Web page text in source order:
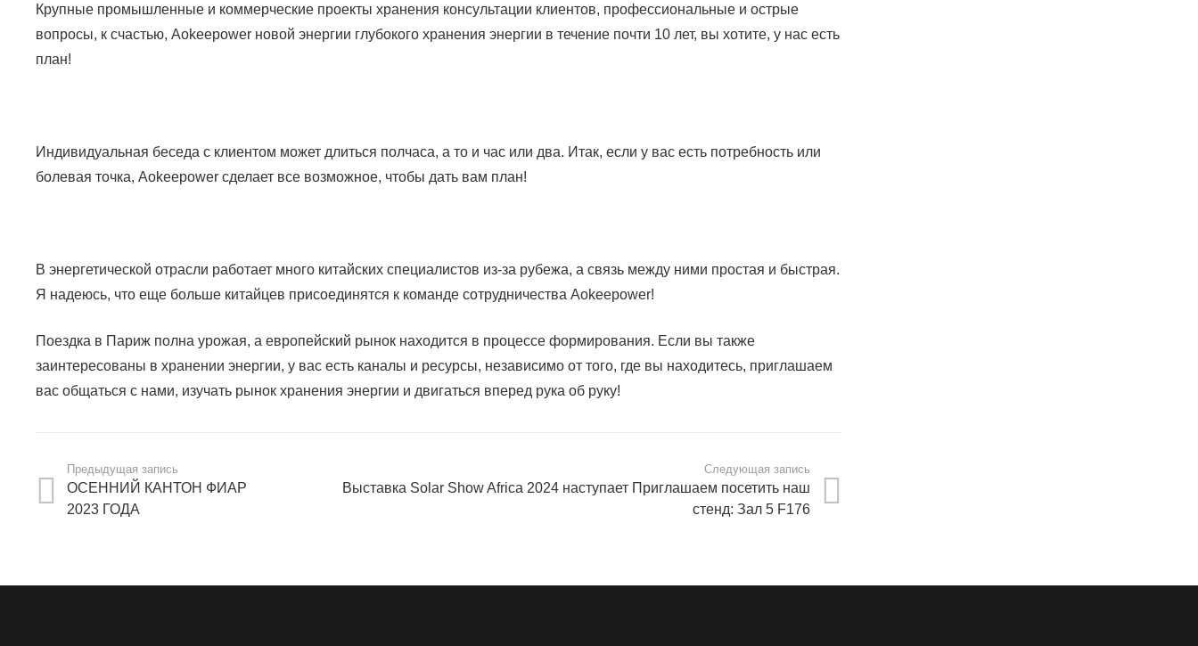
Крупные промышленные и коммерческие проекты хранения консультации клиентов, профессиональные и острые
вопросы, к счастью, Aokeepower новой энергии глубокого хранения энергии в течение почти 10 лет, вы хотите, у нас есть
план!
Индивидуальная беседа с клиентом может длиться полчаса, а то и час или два. Итак, если у вас есть потребность или
болевая точка, Aokeepower сделает все возможное, чтобы дать вам план!
В энергетической отрасли работает много китайских специалистов из-за рубежа, а связь между ними простая и быстрая.
Я надеюсь, что еще больше китайцев присоединятся к команде сотрудничества Aokeepower!
Поездка в Париж полна урожая, а европейский рынок находится в процессе формирования. Если вы также
заинтересованы в хранении энергии, у вас есть каналы и ресурсы, независимо от того, где вы находитесь, приглашаем
вас общаться с нами, изучать рынок хранения энергии и двигаться вперед рука об руку!
Предыдущая запись
ОСЕННИЙ КАНТОН ФИАР
2023 ГОДА
Следующая запись
Выставка Solar Show Africa 2024 наступает Приглашаем посетить наш
стенд: Зал 5 F176